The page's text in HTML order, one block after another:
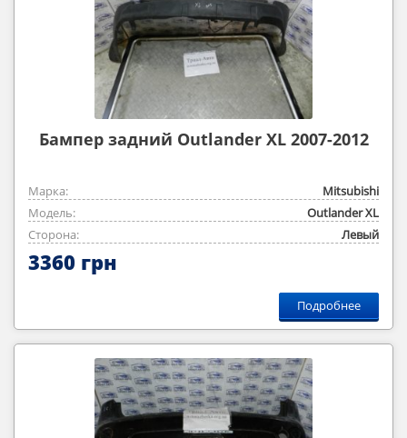
Бампер задний Outlander XL 2007-2012
Марка:
Mitsubishi
Модель:
Outlander ‎XL
Сторона:
Левый
3360 грн
Подробнее